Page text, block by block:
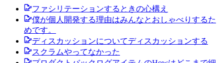
ファシリテーションするときの心構え
僕が個人開発する理由はみんなとおしゃべりするた
めです。
ディスカッションについてディスカッションする
スクラムやってなかった